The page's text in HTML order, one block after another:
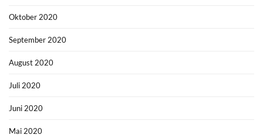
Oktober 2020
September 2020
August 2020
Juli 2020
Juni 2020
Mai 2020